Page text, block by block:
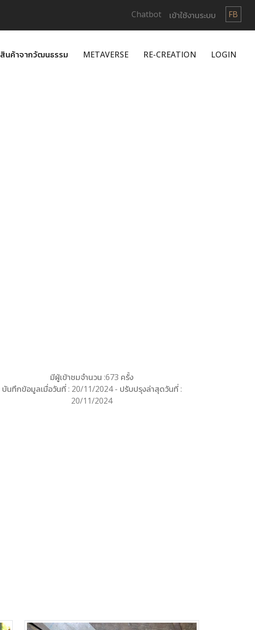
Chatbot เข้าใช้งานระบบ FB
สินค้าจากวัฒนธรรม METAVERSE RE-CREATION LOGIN
มีผู้เข้าชมจำนวน :673 ครั้ง
บันทึกข้อมูลเมื่อวันที่ : 20/11/2024 - ปรับปรุงล่าสุดวันที่ :
20/11/2024